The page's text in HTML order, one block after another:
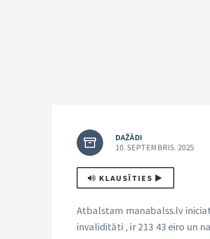
DAŽĀDI
10. SEPTEMBRIS. 2025
KLAUSĪTIES
Atbalstam manabalss.lv
invaliditāti , ir 213 43 eiro un